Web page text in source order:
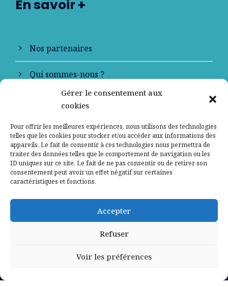
Gérer le consentement aux
cookies
Pour offrir les meilleures expériences, nous utilisons des technologies
telles que les cookies pour stocker et/ou accéder aux informations des
appareils. Le fait de consentir à ces technologies nous permettra de
traiter des données telles que le comportement de navigation ou les
ID uniques sur ce site. Le fait de ne pas consentir ou de retirer son
consentement peut avoir un effet négatif sur certaines
caractéristiques et fonctions.
Accepter
Refuser
Voir les préférences
En savoir +
Nos partenaires
Qui sommes-nous ?
Contactez-nous
Mentions légales
Politique de confidentialité